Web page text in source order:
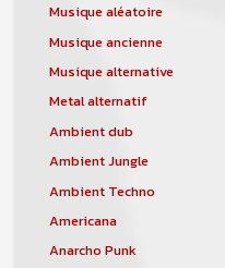
Musique aléatoire
Musique ancienne
Musique alternative
Metal alternatif
Ambient dub
Ambient Jungle
Ambient Techno
Americana
Anarcho Punk